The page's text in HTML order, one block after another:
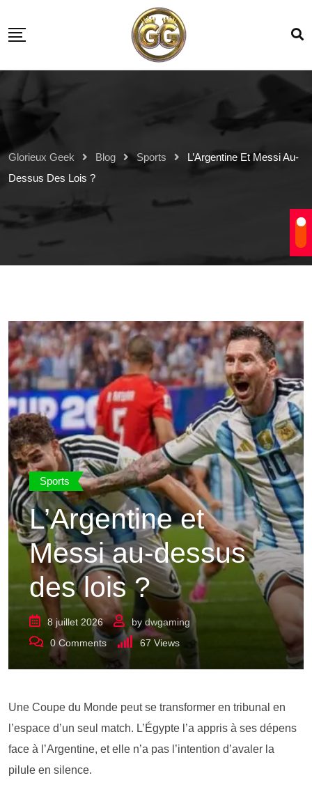
Glorieux Geek Blog Sports
L’Argentine Et Messi Au-
Dessus Des Lois ?
Sports
L’Argentine et
Messi au-dessus
des lois ?
8 juillet 2026 by dwgaming
0 Comments 67 Views
Une Coupe du Monde peut se transformer en tribunal en
l’espace d’un seul match. L’Égypte l’a appris à ses dépens
face à l’Argentine, et elle n’a pas l’intention d’avaler la
pilule en silence.